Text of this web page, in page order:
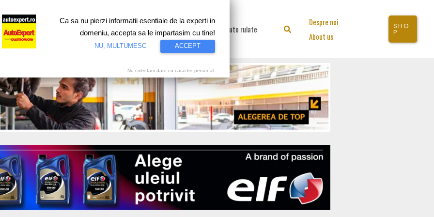
Test drive Motorsport Proiecte speciale Video Auto rulate Search
Despre noi
About us
SHO
P
Ca sa nu pierzi informatii esentiale de la experti in
domeniu, accepta sa le impartasim cu tine!
NU, MULTUMESC ACCEPT
Nu colectam date cu caracter personal.